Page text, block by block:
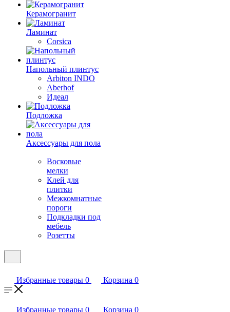
Керамогранит
Ламинат
Corsica
Напольный плинтус
Arbiton INDO
Aberhof
Идеал
Подложка
Аксессуары для пола
Восковые
мелки
Клей для
плитки
Межкомнатные
пороги
Подкладки под
мебель
Розетты
Избранные товары 0 Корзина 0
Избранные товары 0 Корзина 0